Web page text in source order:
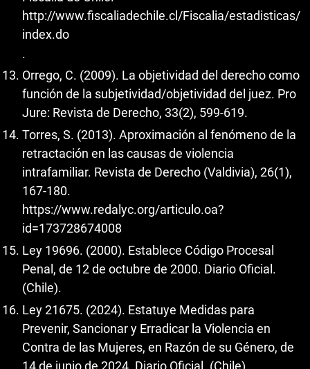
http://www.fiscaliadechile.cl/Fiscalia/estadisticas/
index.do
.
Orrego, C. (2009). La objetividad del derecho como
función de la subjetividad/objetividad del juez. Pro
Jure: Revista de Derecho, 33(2), 599-619.
Torres, S. (2013). Aproximación al fenómeno de la
retractación en las causas de violencia
intrafamiliar. Revista de Derecho (Valdivia), 26(1),
167-180.
https://www.redalyc.org/articulo.oa?
id=173728674008
Ley 19696. (2000). Establece Código Procesal
Penal, de 12 de octubre de 2000. Diario Oficial.
(Chile).
Ley 21675. (2024). Estatuye Medidas para
Prevenir, Sancionar y Erradicar la Violencia en
Contra de las Mujeres, en Razón de su Género, de
14 de junio de 2024. Diario Oficial. (Chile)